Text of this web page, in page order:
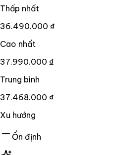
Thấp nhất
36.490.000 ₫
Cao nhất
37.990.000 ₫
Trung bình
37.468.000 ₫
Xu hướng
Ổn định